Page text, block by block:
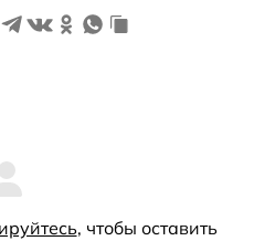
, чтобы оставить